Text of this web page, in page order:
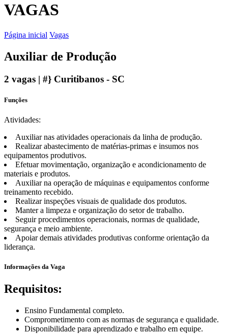
VAGAS
Página inicial Vagas
Auxiliar de Produção
2 vagas | #} Curitibanos - SC
Funções
Atividades:
Auxiliar nas atividades operacionais da linha de produção.
Realizar abastecimento de matérias-primas e insumos nos
equipamentos produtivos.
Efetuar movimentação, organização e acondicionamento de
materiais e produtos.
Auxiliar na operação de máquinas e equipamentos conforme
treinamento recebido.
Realizar inspeções visuais de qualidade dos produtos.
Manter a limpeza e organização do setor de trabalho.
Seguir procedimentos operacionais, normas de qualidade,
segurança e meio ambiente.
Apoiar demais atividades produtivas conforme orientação da
liderança.
Informações da Vaga
Requisitos:
Ensino Fundamental completo.
Comprometimento com as normas de segurança e qualidade.
Disponibilidade para aprendizado e trabalho em equipe.